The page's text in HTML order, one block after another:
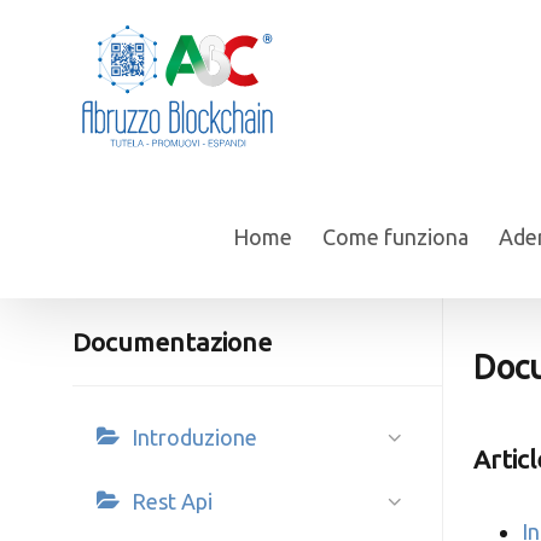
contenuto
Home Come funziona
Documentazione
Introduzione
Rest Api